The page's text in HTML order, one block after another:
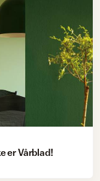
er Vårblad!